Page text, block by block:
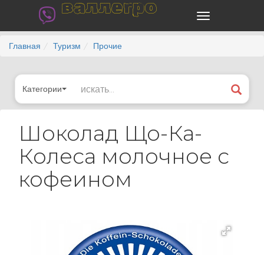
валлегро
Главная Туризм Прочие
Категории
Шоколад Що-Ка-
Колеса молочное с
кофеином